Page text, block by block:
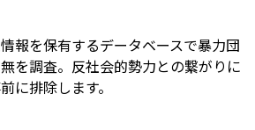
報を保有するデータベースで暴力団
を調査。反社会的勢力との繋がりに
に排除します。